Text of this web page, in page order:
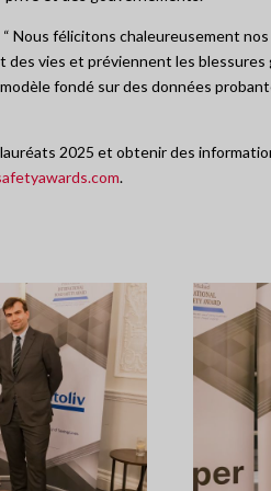
“ Nous félicitons chaleureusement
vies et préviennent les
fondé sur des données
2025 et obtenir des
.